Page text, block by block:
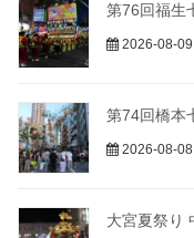
第76回福生
2026-08-09
第74回橋本
2026-08-08
大宮夏祭り